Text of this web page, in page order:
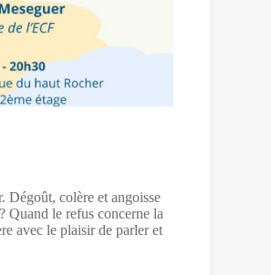
Dégoût, colère et angoisse
Quand le refus concerne la
avec le plaisir de parler et